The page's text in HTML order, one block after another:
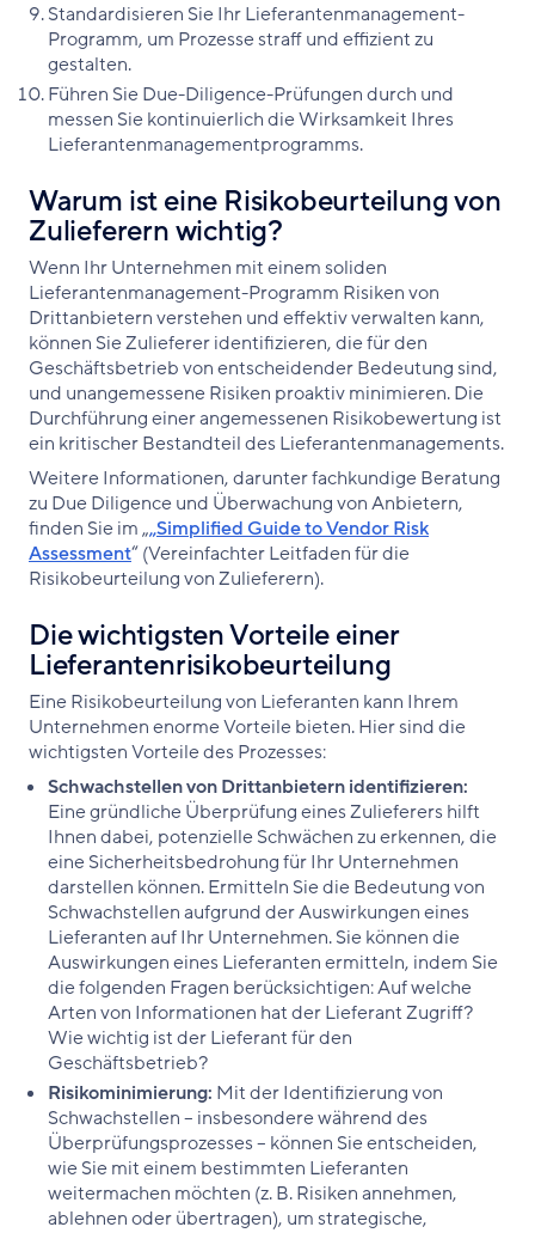
Standardisieren Sie Ihr Lieferantenmanagement-
Programm, um Prozesse straff und effizient zu
gestalten.
Führen Sie Due-Diligence-Prüfungen durch und
messen Sie kontinuierlich die Wirksamkeit Ihres
Lieferantenmanagementprogramms.
Warum ist eine Risikobeurteilung von
Zulieferern wichtig?
Wenn Ihr Unternehmen mit einem soliden
Lieferantenmanagement-Programm Risiken von
Drittanbietern verstehen und effektiv verwalten kann,
können Sie Zulieferer identifizieren, die für den
Geschäftsbetrieb von entscheidender Bedeutung sind,
und unangemessene Risiken proaktiv minimieren. Die
Durchführung einer angemessenen Risikobewertung ist
ein kritischer Bestandteil des Lieferantenmanagements.
Weitere Informationen, darunter fachkundige Beratung
zu Due Diligence und Überwachung von Anbietern,
finden Sie im „„Simplified Guide to Vendor Risk
Assessment“ (Vereinfachter Leitfaden für die
Risikobeurteilung von Zulieferern).
Die wichtigsten Vorteile einer
Lieferantenrisikobeurteilung
Eine Risikobeurteilung von Lieferanten kann Ihrem
Unternehmen enorme Vorteile bieten. Hier sind die
wichtigsten Vorteile des Prozesses:
Schwachstellen von Drittanbietern identifizieren:
Eine gründliche Überprüfung eines Zulieferers hilft
Ihnen dabei, potenzielle Schwächen zu erkennen, die
eine Sicherheitsbedrohung für Ihr Unternehmen
darstellen können. Ermitteln Sie die Bedeutung von
Schwachstellen aufgrund der Auswirkungen eines
Lieferanten auf Ihr Unternehmen. Sie können die
Auswirkungen eines Lieferanten ermitteln, indem Sie
die folgenden Fragen berücksichtigen: Auf welche
Arten von Informationen hat der Lieferant Zugriff?
Wie wichtig ist der Lieferant für den
Geschäftsbetrieb?
Risikominimierung: Mit der Identifizierung von
Schwachstellen – insbesondere während des
Überprüfungsprozesses – können Sie entscheiden,
wie Sie mit einem bestimmten Lieferanten
weitermachen möchten (z. B. Risiken annehmen,
ablehnen oder übertragen), um strategische,